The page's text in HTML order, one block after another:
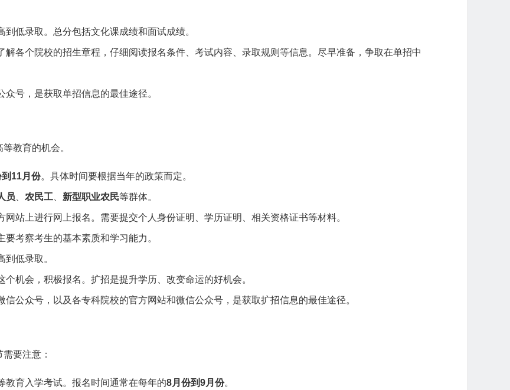
低录取。总分包括文化课成绩和面试成绩。
解各个院校的招生章程，仔细阅读报名条件、考试内容、录取规则等信息。尽早准备，争取在单招中
号，是获取单招信息的最佳途径。
教育的机会。
11月份。具体时间要根据当年的政策而定。
员 农民工 新型职业农民等群体。
站上进行网上报名。需要提交个人身份证明、学历证明、相关资格证书等材料。
考察考生的基本素质和学习能力。
低录取。
机会，积极报名。扩招是提升学历、改变命运的好机会。
公众号，以及各专科院校的官方网站和微信公众号，是获取扩招信息的最佳途径。
要注意：
教育入学考试。报名时间通常在每年的8月份到9月份。